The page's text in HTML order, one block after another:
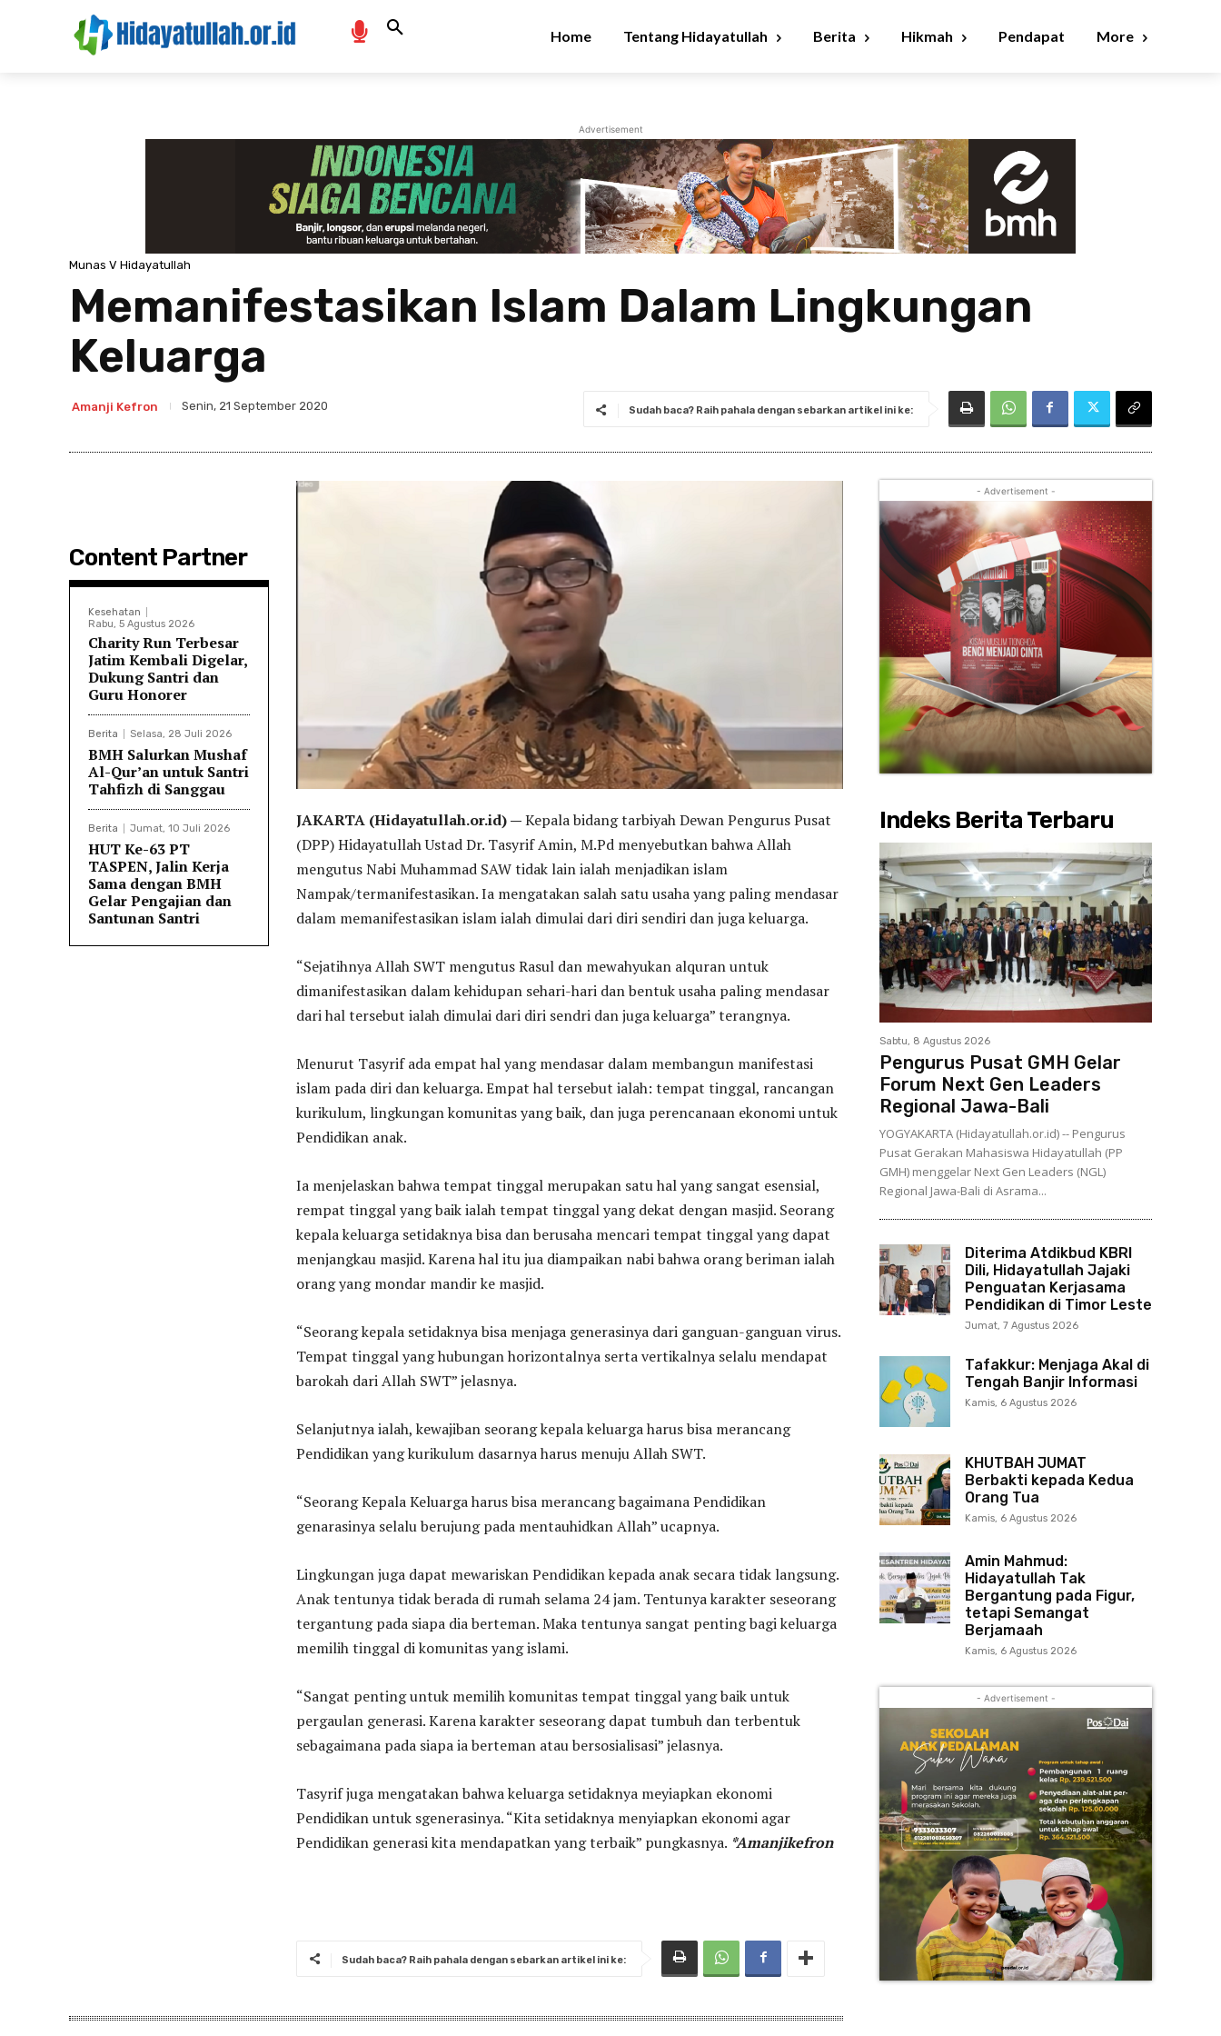
Home Tentang Hidayatullah Berita Hikmah Pendapat More
Advertisement
Munas V Hidayatullah
Memanifestasikan Islam Dalam Lingkungan
Keluarga
Amanji Kefron Senin, 21 September 2020 Sudah baca? Raih pahala dengan sebarkan artikel ini ke:
Content Partner
Kesehatan
Rabu, 5 Agustus 2026
Charity Run Terbesar
Jatim Kembali Digelar,
Dukung Santri dan
Guru Honorer
Berita Selasa, 28 Juli 2026
BMH Salurkan Mushaf
Al-Qur’an untuk Santri
Tahfizh di Sanggau
Berita Jumat, 10 Juli 2026
HUT Ke-63 PT
TASPEN, Jalin Kerja
Sama dengan BMH
Gelar Pengajian dan
Santunan Santri
JAKARTA (Hidayatullah.or.id) —Kepala bidang tarbiyah Dewan Pengurus Pusat
(DPP) Hidayatullah Ustad Dr. Tasyrif Amin, M.Pd menyebutkan bahwa Allah
mengutus Nabi Muhammad SAW tidak lain ialah menjadikan islam
Nampak/termanifestasikan. Ia mengatakan salah satu usaha yang paling mendasar
dalam memanifestasikan islam ialah dimulai dari diri sendiri dan juga keluarga.
“Sejatihnya Allah SWT mengutus Rasul dan mewahyukan alquran untuk
dimanifestasikan dalam kehidupan sehari-hari dan bentuk usaha paling mendasar
dari hal tersebut ialah dimulai dari diri sendri dan juga keluarga” terangnya.
Menurut Tasyrif ada empat hal yang mendasar dalam membangun manifestasi
islam pada diri dan keluarga. Empat hal tersebut ialah: tempat tinggal, rancangan
kurikulum, lingkungan komunitas yang baik, dan juga perencanaan ekonomi untuk
Pendidikan anak.
Ia menjelaskan bahwa tempat tinggal merupakan satu hal yang sangat esensial,
rempat tinggal yang baik ialah tempat tinggal yang dekat dengan masjid. Seorang
kepala keluarga setidaknya bisa dan berusaha mencari tempat tinggal yang dapat
menjangkau masjid. Karena hal itu jua diampaikan nabi bahwa orang beriman ialah
orang yang mondar mandir ke masjid.
“Seorang kepala setidaknya bisa menjaga generasinya dari ganguan-ganguan virus.
Tempat tinggal yang hubungan horizontalnya serta vertikalnya selalu mendapat
barokah dari Allah SWT” jelasnya.
Selanjutnya ialah, kewajiban seorang kepala keluarga harus bisa merancang
Pendidikan yang kurikulum dasarnya harus menuju Allah SWT.
“Seorang Kepala Keluarga harus bisa merancang bagaimana Pendidikan
genarasinya selalu berujung pada mentauhidkan Allah” ucapnya.
Lingkungan juga dapat mewariskan Pendidikan kepada anak secara tidak langsung.
Anak tentunya tidak berada di rumah selama 24 jam. Tentunya karakter seseorang
tergantung pada siapa dia berteman. Maka tentunya sangat penting bagi keluarga
memilih tinggal di komunitas yang islami.
“Sangat penting untuk memilih komunitas tempat tinggal yang baik untuk
pergaulan generasi. Karena karakter seseorang dapat tumbuh dan terbentuk
sebagaimana pada siapa ia berteman atau bersosialisasi” jelasnya.
Tasyrif juga mengatakan bahwa keluarga setidaknya meyiapkan ekonomi
Pendidikan untuk sgenerasinya. “Kita setidaknya menyiapkan ekonomi agar
Pendidikan generasi kita mendapatkan yang terbaik” pungkasnya. *Amanjikefron
Sudah baca? Raih pahala dengan sebarkan artikel ini ke:
- Advertisement -
Indeks Berita Terbaru
Sabtu, 8 Agustus 2026
Pengurus Pusat GMH Gelar
Forum Next Gen Leaders
Regional Jawa-Bali
YOGYAKARTA (Hidayatullah.or.id) -- Pengurus
Pusat Gerakan Mahasiswa Hidayatullah (PP
GMH) menggelar Next Gen Leaders (NGL)
Regional Jawa-Bali di Asrama...
Diterima Atdikbud KBRI
Dili, Hidayatullah Jajaki
Penguatan Kerjasama
Pendidikan di Timor Leste
Jumat, 7 Agustus 2026
Tafakkur: Menjaga Akal di
Tengah Banjir Informasi
Kamis, 6 Agustus 2026
KHUTBAH JUMAT
Berbakti kepada Kedua
Orang Tua
Kamis, 6 Agustus 2026
Amin Mahmud:
Hidayatullah Tak
Bergantung pada Figur,
tetapi Semangat
Berjamaah
Kamis, 6 Agustus 2026
- Advertisement -